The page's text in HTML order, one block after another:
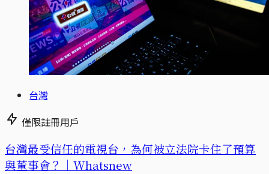
台灣
僅限註冊用戶
台灣最受信任的電視台，為何被立法院卡住了預算
與董事會？｜Whatsnew